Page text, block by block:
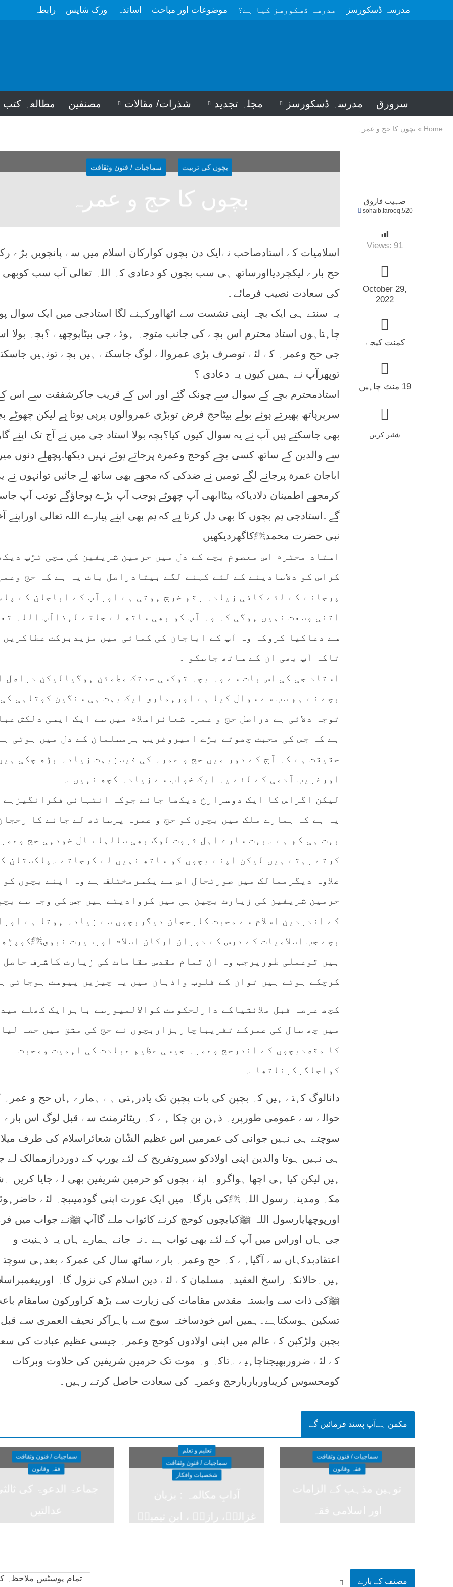
مدرسہ ڈسکورسز مدرسہ ڈسکورسز کیا ہے؟ موضوعات اور مباحث اساتذہ ورک شاپس رابطہ
سرورق مدرسہ ڈسکورسز مجلہ تجدید شذرات/ مقالات مصنفین مطالعہ کتب
Home
» بچوں کا حج و عمرہ
صہیب فاروق
sohaib.farooq.520
Views: 91
October 29,
2022
کمنت کیجے
19 منٹ چاہیں
شئیر کریں
بچوں کی تربیت سماجیات / فنون وثقافت
بچوں کا حج و عمرہ
اسلامیات کے استادصاحب نےایک دن بچوں کوارکان اسلام میں سے پانچویں بڑے
حج بارے لیکچردیااورساتھ ہی سب بچوں کو دعادی کہ اللہ تعالی آپ سب
کی سعادت نصیب فرمائے۔
یہ سنتے ہی ایک بچہ اپنی نشست سے اٹھااورکہنے لگا استادجی میں ایک سوال
چاہتاہوں استاد محترم اس بچے کی جانب متوجہ ہوئے جی بیٹاپوچھیے ؟بچہ بولا
جی حج وعمرہ کے لئے توصرف بڑی عمروالے لوگ جاسکتے ہیں بچے تونہیں
توپھرآپ نے ہمیں کیوں یہ دعادی ؟
استادمحترم بچے کے سوال سے چونک گئے اور اس کے قریب جاکرشفقت سے اس
سرپرہاتھ پھیرتے ہوئے بولے بیٹاحج فرض توبڑی عمروالوں پرہی ہوتا ہے لیکن چھوٹے
بھی جاسکتے ہیں آپ نے یہ سوال کیوں کیا؟بچہ بولا استاد جی میں نے آج تک اپنے
سے والدین کے ساتھ کسی بچے کوحج وعمرہ پرجاتے ہوئے نہیں دیکھا۔پچھلے دنوں
اباجان عمرہ پرجانے لگے تومیں نے ضدکی کہ مجھے بھی ساتھ لے جائیں توانہوں نے
کرمجھے اطمینان دلادیاکہ بیٹاابھی آپ چھوٹے ہوجب آپ بڑے ہوجاﺅگے توتب آپ
گے ۔استادجی ہم بچوں کا بھی دل کرتا ہے کہ ہم بھی اپنے پیارے اللہ تعالی اوراپنے
نبی حضرت محمدﷺکاگھردیکھیں
استاد محترم اس معصوم بچے کے دل میں حرمین شریفین کی سچی تڑپ
کراس کو دلاسادینے کے لئے کہنے لگے بیٹادراصل بات یہ ہے کہ حج
پرجانے کے لئے کافی زیادہ رقم خرچ ہوتی ہے اورآپ کے اباجان کے
اتنی وسعت نہیں ہوگی کہ وہ آپ کو بھی ساتھ لے جاتے لہذاآپ اللہ
سے دعاکیا کروکہ وہ آپ کے اباجان کی کمائی میں مزیدبرکت عطاکریں
تاکہ آپ بھی ان کے ساتھ جاسکو ۔
استاد جی کی اس بات سے وہ بچہ توکسی حدتک مطمئن ہوگیالیکن دراصل
بچے نے ہم سب سے سوال کیا ہے اورہماری ایک بہت ہی سنگین کوتاہی
توجہ دلائی ہے دراصل حج و عمرہ شعائراسلام میں سے ایک ایسی دلکش
ہے کہ جس کی محبت چھوٹے بڑے امیروغریب ہرمسلمان کے دل میں ہوتی
حقیقت ہے کہ آج کے دور میں حج و عمرہ کی فیسزبہت زیادہ بڑھ چکی
اورغریب آدمی کے لئے یہ ایک خواب سے زیادہ کچھ نہیں ۔
لیکن اگراس کا ایک دوسرارخ دیکھا جائے جوکہ انتہائی فکرانگیزہے
یہ ہے کہ ہمارے ملک میں بچوں کو حج و عمرہ پرساتھ لے جانے کا
بہت ہی کم ہے ۔بہت سارے اہل ثروت لوگ بھی سالہا سال خودہی حج
کرتے رہتے ہیں لیکن اپنے بچوں کو ساتھ نہیں لے کرجاتے ۔پاکستان
علاوہ دیگرممالک میں صورتحال اس سے یکسرمختلف ہے وہ اپنے بچوں کو
حرمین شریفین کی زیارت بچپن ہی میں کروادیتے ہیں جس کی وجہ سے
کے اندردین اسلام سے محبت کارحجان دیگربچوں سے زیادہ ہوتا ہے
بچے جب اسلامیات کے درس کے دوران ارکان اسلام اورسیرت
ہیں توعملی طورپرجب وہ ان تمام مقدس مقامات کی زیارت کاشرف حاصل
کرچکے ہوتے ہیں توان کے قلوب واذہان میں یہ چیزیں پیوست ہوجاتی
کچھ عرصہ قبل ملائشیاکے دارلحکومت کوالالمپورسے باہرایک کھلے
میں چھ سال کی عمرکے تقریباچارہزاربچوں نے حج کی مشق میں حصہ
کا مقصدبچوں کے اندرحج وعمرہ جیسی عظیم عبادت کی اہمیت ومحبت
کواجاگرکرناتھا ۔
دانالوگ کہتے ہیں کہ بچپن کی بات پچپن تک یادرہتی ہے ہمارے ہاں حج و عمرہ
حوالے سے عمومی طورپریہ ذہن بن چکا ہے کہ ریٹائرمنٹ سے قبل لوگ اس بارے
سوچتے ہی نہیں جوانی کی عمرمیں اس عظیم الشّان شعائراسلام کی طرف
ہی نہیں ہوتا والدین اپنی اولادکو سیروتفریح کے لئے یورپ کے دوردرازممالک لے
ہیں لیکن کیا ہی اچھا ہواگروہ اپنے بچوں کو حرمین شریفین بھی لے جایا کریں
مکہ ومدینہ رسول اللہ ﷺکی بارگاہ میں ایک عورت اپنی گودمیںبچہ لئے
اورپوچھایارسول اللہ ﷺکیابچوں کوحج کرنے کاثواب ملے گاآپ ﷺنے جواب میں
جی ہاں اوراس میں آپ کے لئے بھی ثواب ہے ۔نہ جانے ہمارے ہاں یہ ذہنیت و
اعتقادبدکہاں سے آگیاہے کہ حج وعمرہ بارے ساٹھ سال کی عمرکے بعدہی
ہیں۔حالانکہ راسخ العقیدہ مسلمان کے لئے دین اسلام کی نزول گاہ
ﷺکی ذات سے وابستہ مقدس مقامات کی زیارت سے بڑھ کراورکون سامقام
تسکین ہوسکتاہے۔ہمیں اس خودساختہ سوچ سے باہرآکر نحیف العمری سے قبل
بچپن ولڑکپن کے عالم میں اپنی اولادوں کوحج وعمرہ جیسی عظیم عبادت کی
کے لئے ضروربھیجناچاہیے ۔تاکہ وہ موت تک حرمین شریفین کی حلاوت وبرکات
کومحسوس کریںاورباربارحج وعمرہ کی سعادت حاصل کرتے رہیں۔
مکمن ہےآپ پسند فرمائیں گے
سماجیات / فنون وثقافت
فقہ وقانون
توہین مذہب کے الزامات
اور اسلامی فقہ
تعلیم و تعلم
سماجیات / فنون وثقافت
شخصیات وافکار
آدابِ مکالمہ : بزبان
غزالیؒ، رازیؒ ، ابن تیمیہؒ
سماجیات / فنون وثقافت
فقہ وقانون
جماعۃ الدعوۃ کی ثالثی
عدالتیں
مصنف کے بارے تمام پوسٹس ملاحظہ